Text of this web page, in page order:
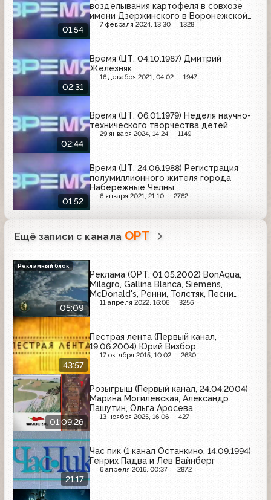
01:54
возделывания картофеля в совхозе
имени Дзержинского в Воронежской
области
7 февраля 2024, 13:30 1328
02:31
Время (ЦТ, 04.10.1987) Дмитрий
Железняк
16 декабря 2021, 04:02 1947
02:44
Время (ЦТ, 06.01.1979) Неделя научно-
технического творчества детей
29 января 2024, 14:24 1149
01:52
Время (ЦТ, 24.06.1988) Регистрация
полумиллионного жителя города
Набережные Челны
6 января 2021, 21:10 2762
Ещё записи с канала ОРТ
05:09
Реклама (ОРТ, 01.05.2002) BonAqua,
Milagro, Gallina Blanca, Siemens,
McDonald's, Ренни, Толстяк, Песни
Победы, Покров, LG, Kitekat, Tikkurila,
11 апреля 2022, 16:06 3256
Рекламный блок
43:57
Пестрая лента (Первый канал,
19.06.2004) Юрий Визбор
17 октября 2015, 10:02 2630
01:09:26
Розыгрыш (Первый канал, 24.04.2004)
Марина Могилевская, Александр
Пашутин, Ольга Аросева
13 ноября 2025, 16:06 427
21:17
Час пик (1 канал Останкино, 14.09.1994)
Генрих Падва и Лев Вайнберг
6 апреля 2016, 00:37 2872